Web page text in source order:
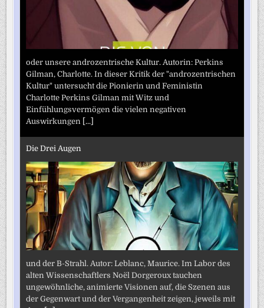
oder unsere androzentrische Kultur. Autorin: Perkins
Gilman, Charlotte. In dieser Kritik der "androzentrischen
Kultur" untersucht die Pionierin und Feministin
Charlotte Perkins Gilman mit Witz und
Einfühlungsvermögen die vielen negativen
Auswirkungen
[...]
Die Drei Augen
und der B-Strahl. Autor: Leblanc, Maurice. Im Labor des
alten Wissenschaftlers Noël Dorgeroux tauchen
ungewöhnliche, animierte Visionen auf, die Szenen aus
der Gegenwart und der Vergangenheit zeigen, jeweils mit